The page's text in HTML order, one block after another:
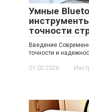
Умные
точности
Введение
точности и
01.02.2026